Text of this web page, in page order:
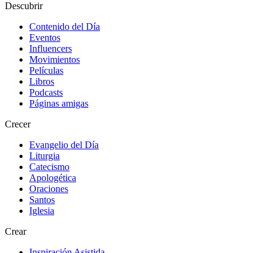
Descubrir
Contenido del Día
Eventos
Influencers
Movimientos
Películas
Libros
Podcasts
Páginas amigas
Crecer
Evangelio del Día
Liturgia
Catecismo
Apologética
Oraciones
Santos
Iglesia
Crear